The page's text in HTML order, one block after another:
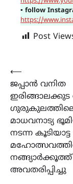
▪ follow
https://
Post
Post
navigation
⟵
ജപ്പാൻ വനിത
മാധവനാട്യ
നടന്ന കൂടിയാട്ട
നങ്ങ്യാർക്കൂത്ത്
അവതരിപ്പിച്ചു